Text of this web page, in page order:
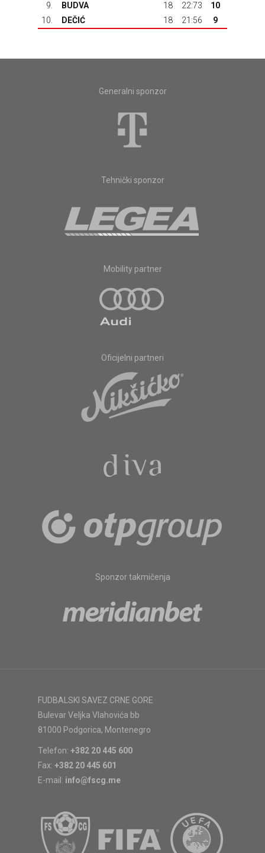
9.
BUDVA 18 22:73
10
10.
DEČIĆ 18 21:56 9
Generalni sponzor
Tehnički sponzor
Mobility partner
Oficijelni partneri
Sponzor takmičenja
FUDBALSKI SAVEZ CRNE GORE
Bulevar Veljka Vlahovića bb
81000 Podgorica, Montenegro
Telefon: +382 20 445 600
Fax: +382 20 445 601
E-mail: info@fscg.me